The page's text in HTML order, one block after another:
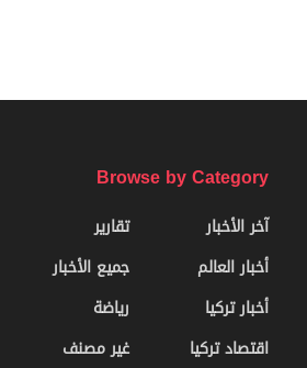
Browse by Category
آخر الأخبار
أخبار العالم
أخبار تركيا
اقتصاد تركيا
تقارير
جميع الأخبار
رياضة
غير مصنف